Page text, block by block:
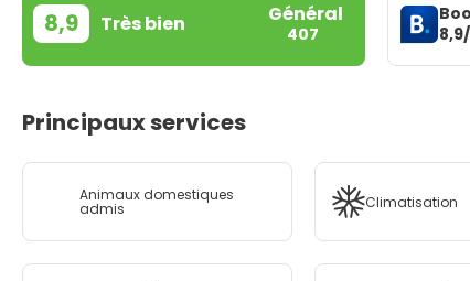
8,9 Très bien Général
407
Principaux services
Animaux domestiques
admis Climatisation